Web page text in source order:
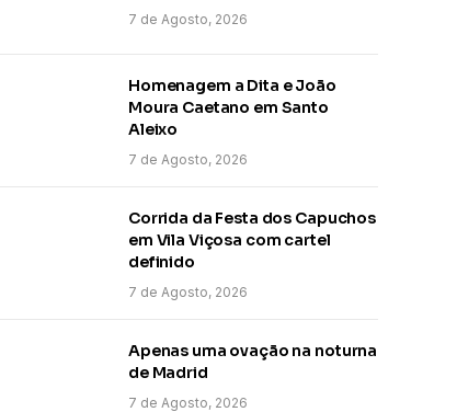
7 de Agosto, 2026
Homenagem a Dita e João
Moura Caetano em Santo
Aleixo
7 de Agosto, 2026
Corrida da Festa dos Capuchos
em Vila Viçosa com cartel
definido
7 de Agosto, 2026
Apenas uma ovação na noturna
de Madrid
7 de Agosto, 2026